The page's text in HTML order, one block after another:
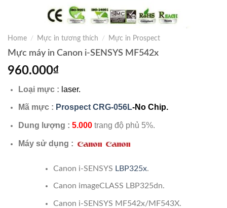
Home / Mực in tương thích / Mực in Prospect
Mực máy in Canon i-SENSYS MF542x
960.000₫
Loại mực : laser.
Mã mực : Prospect CRG-056L-No Chip.
Dung lượng : 5.000trang độ phủ 5%.
Máy sử dụng :
Canon i-SENSYS LBP325x.
Canon imageCLASS LBP325dn.
Canon i-SENSYS MF542x/MF543X.